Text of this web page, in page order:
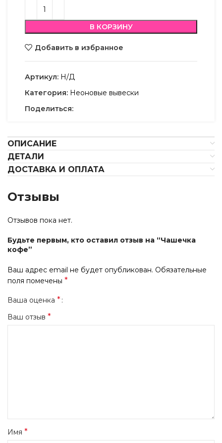
В КОРЗИНУ
Добавить в избранное
Артикул: Н/Д
Категория: Неоновые вывески
Поделиться:
ОПИСАНИЕ
ДЕТАЛИ
ДОСТАВКА И ОПЛАТА
Отзывы
Отзывов пока нет.
Будьте первым, кто оставил отзыв на “Чашечка
кофе”
Ваш адрес email не будет опубликован. Обязательные
поля помечены *
Ваша оценка *
Ваш отзыв *
Имя *